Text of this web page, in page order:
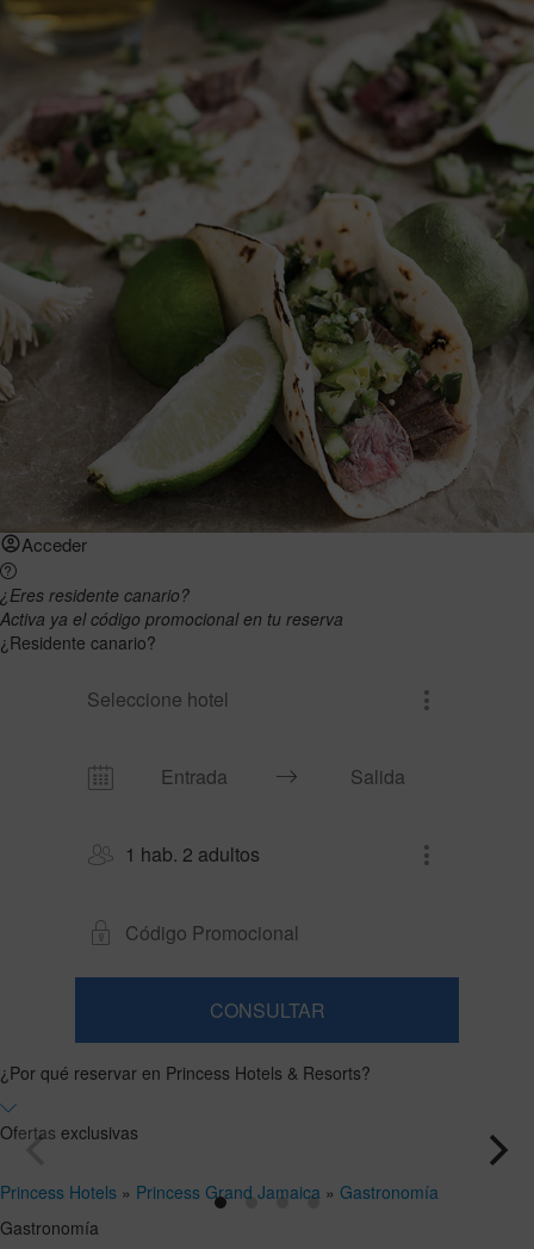
Acceder
¿Eres residente canario?
Activa ya el código promocional en tu reserva
¿Residente canario?
Seleccione hotel
1 hab. 2 adultos
CONSULTAR
Habitaciones
ocupaciones
Habitación
adultos
años
niños
años
0
Añadir
habitaciónBuscar
¿Por qué reservar en Princess Hotels & Resorts?
Ofertas exclusivas
Princess Hotels » Princess Grand Jamaica » Gastronomía
Gastronomía